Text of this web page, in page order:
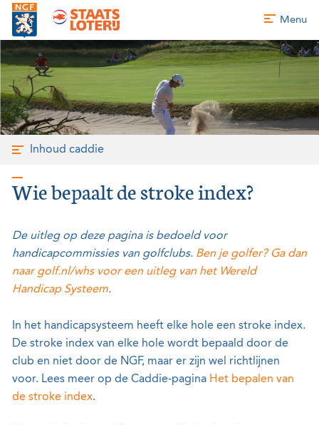
Menu
Inhoud caddie
Wie bepaalt de stroke index?
De uitleg op deze pagina is bedoeld voor
handicapcommissies van golfclubs. Ben je golfer? Ga dan
naar golf.nl/whs voor een uitleg van het Wereld
Handicap Systeem.
In het handicapsysteem heeft elke hole een stroke index.
De stroke index van elke hole wordt bepaald door de
club en niet door de NGF, maar er zijn wel richtlijnen
voor. Lees meer op de Caddie-pagina Het bepalen van
de stroke index.